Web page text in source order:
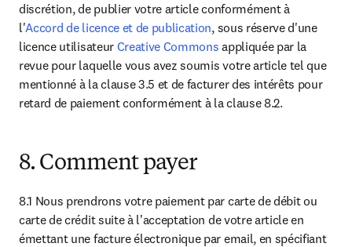
discrétion, de publier votre article conformément à
l'Accord de licence et de publication, sous réserve d'une
licence utilisateur Creative Commons appliquée par la
revue pour laquelle vous avez soumis votre article tel que
mentionné à la clause 3.5 et de facturer des intérêts pour
retard de paiement conformément à la clause 8.2.
8. Comment payer
8.1 Nous prendrons votre paiement par carte de débit ou
carte de crédit suite à l'acceptation de votre article en
émettant une facture électronique par email, en spécifiant